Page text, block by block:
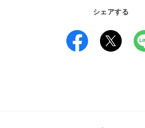
シェアする